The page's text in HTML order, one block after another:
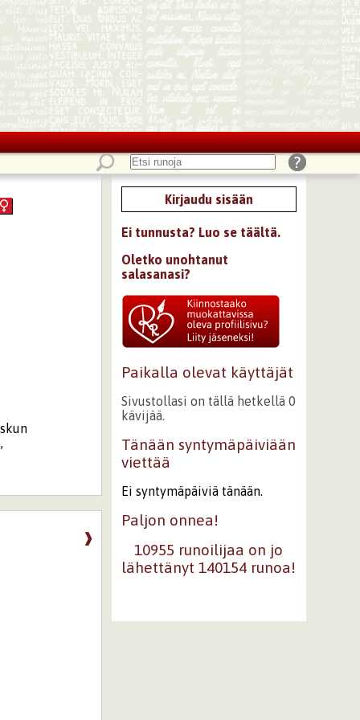
❱
Kirjaudu sisään
Ei tunnusta? Luo se täältä.
Oletko unohtanut
salasanasi?
Paikalla olevat käyttäjät
Sivustollasi on tällä hetkellä 0
kävijää.
Tänään syntymäpäiviään
viettää
Ei syntymäpäiviä tänään.
Paljon onnea!
10955 runoilijaa on jo
lähettänyt 140154 runoa!